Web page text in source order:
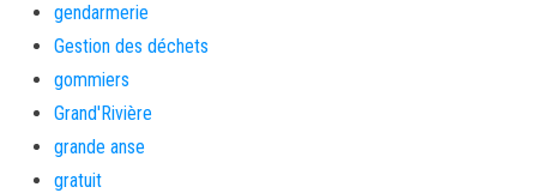
gendarmerie
Gestion des déchets
gommiers
Grand'Rivière
grande anse
gratuit